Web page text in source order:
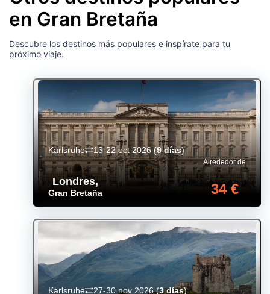
en Gran Bretaña
Descubre los destinos más populares e inspírate para tu
próximo viaje.
Londres,
Gran Bretaña
Alrededor de
34 €
Karlsruhe 13-22 oct 2026(9 días)
Karlsruhe 27-30 nov 2026(3 días)